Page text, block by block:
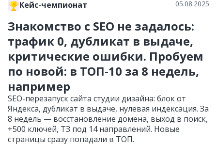
Кейс-чемпионат 05.08.2025
Знакомство с SEO не задалось:
трафик 0, дубликат в выдаче,
критические ошибки. Пробуем
по новой: в ТОП-10 за 8 недель,
например
SEO-перезапуск сайта студии дизайна: блок от
Яндекса, дубликат в выдаче, нулевая индексация. За
8 недель — восстановление домена, выход в поиск,
+500 ключей, ТЗ под 14 направлений. Новые
страницы сразу попадали в ТОП.